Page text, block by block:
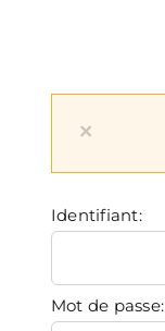
×
Identifiant:
Mot de passe: